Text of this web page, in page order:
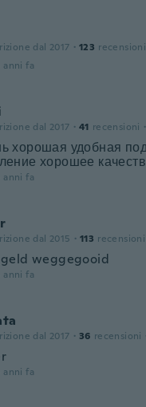
dal 2017 · 123 recensioni
anni fa
dal 2017 · 41 recensioni ·
хорошая удобная
хорошее
anni fa
dal 2015 · 113 recensioni
weggegooid
anni fa
dal 2017 · 36 recensioni
anni fa